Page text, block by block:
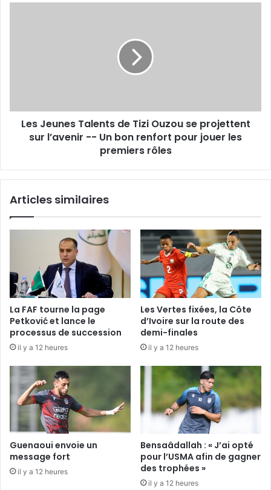
sur
l’avenir
bon
pour
Les Jeunes Talents de Tizi Ouzou se projettent
sur l’avenir -- Un bon renfort pour jouer les
premiers rôles
Articles similaires
La FAF tourne la page
Petković et lance le
processus de succession
il y a 12 heures
Les Vertes fixées, la Côte
d’Ivoire sur la route des
demi-finales
il y a 12 heures
Guenaoui envoie un
message fort
il y a 12 heures
Bensaâdallah : « J’ai opté
pour l’USMA afin de gagner
des trophées »
il y a 12 heures